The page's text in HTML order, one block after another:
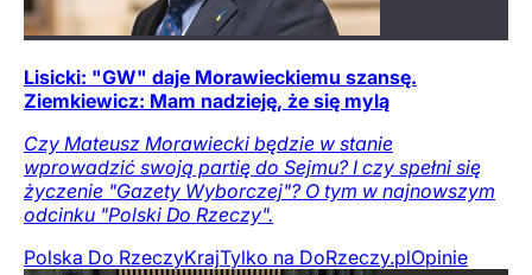
Lisicki: "GW" daje Morawieckiemu szansę.
Ziemkiewicz: Mam nadzieję, że się mylą
Czy Mateusz Morawiecki będzie w stanie
wprowadzić swoją partię do Sejmu? I czy spełni się
życzenie "Gazety Wyborczej"? O tym w najnowszym
odcinku "Polski Do Rzeczy".
Polska Do RzeczyKrajTylko na DoRzeczy.plOpinie